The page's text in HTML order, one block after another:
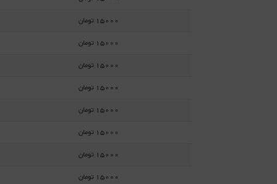
15000 تومان
15000 تومان
15000 تومان
15000 تومان
15000 تومان
15000 تومان
15000 تومان
15000 تومان